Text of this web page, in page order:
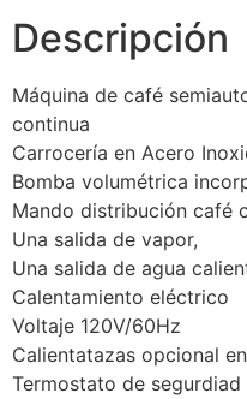
Descripción
Máquina de café
continua
Carrocería en Acero
Bomba volumétrica
Mando distribución café
Una salida de vapor,
Una salida de agua
Calentamiento eléctrico
Voltaje 120V/60Hz
Calientatazas opcional
Termostato de